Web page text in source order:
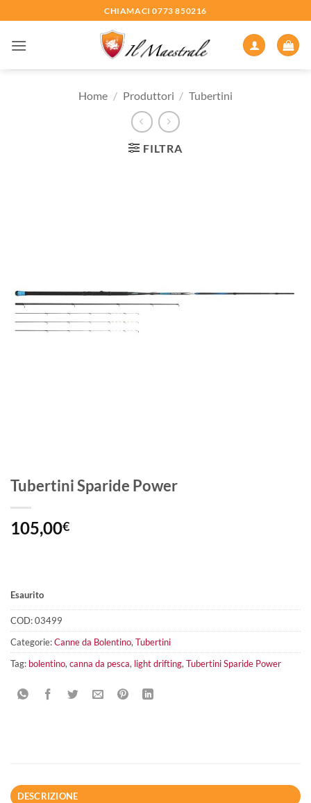
ai
contenuti
CHIAMACI 0773 850216
Home / Produttori / Tubertini
FILTRA
Tubertini Sparide Power
105,00€
Esaurito
COD:03499
Categorie:Canne da Bolentino, Tubertini
Tag: bolentino, canna da pesca, light drifting, Tubertini Sparide Power
DESCRIZIONE